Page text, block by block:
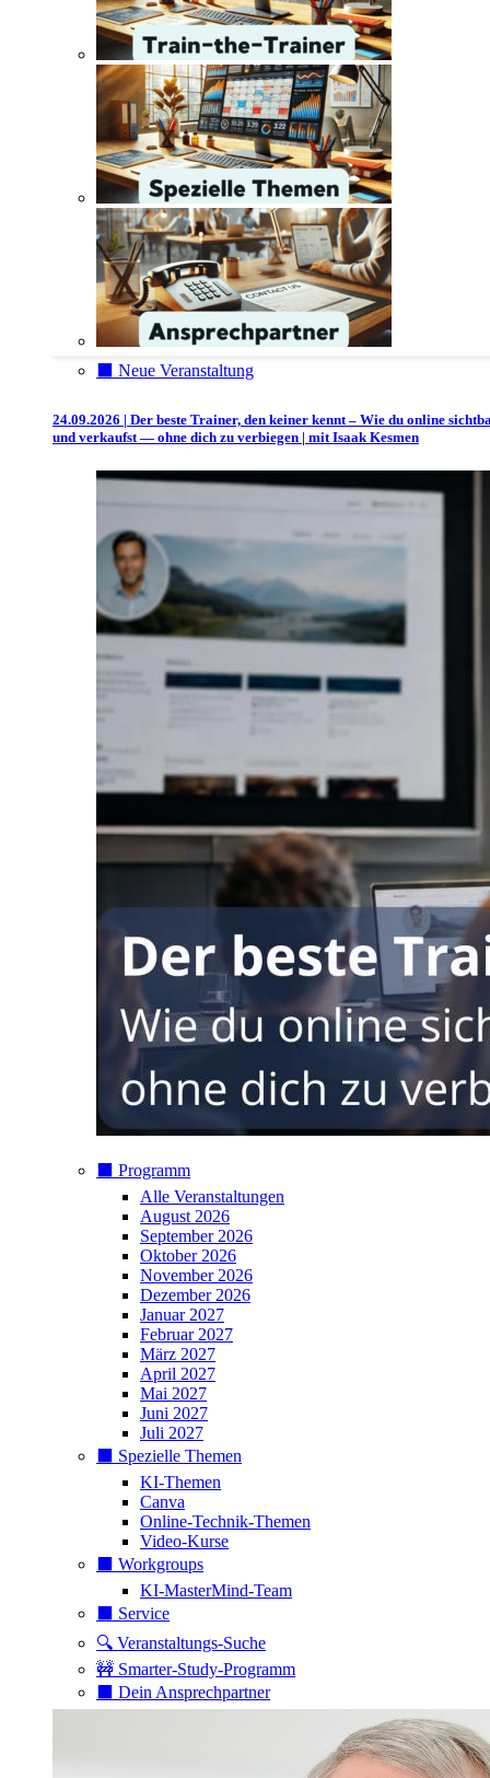
⬛️ Neue Veranstaltung
24.09.2026 | Der beste Trainer, den keiner kennt – Wie du online
und verkaufst — ohne dich zu verbiegen | mit Isaak Kesmen
⬛️ Programm
Alle Veranstaltungen
August 2026
September 2026
Oktober 2026
November 2026
Dezember 2026
Januar 2027
Februar 2027
März 2027
April 2027
Mai 2027
Juni 2027
Juli 2027
⬛️ Spezielle Themen
KI-Themen
Canva
Online-Technik-Themen
Video-Kurse
⬛️ Workgroups
KI-MasterMind-Team
⬛️ Service
🔍 Veranstaltungs-Suche
🚧 Smarter-Study-Programm
⬛️ Dein Ansprechpartner